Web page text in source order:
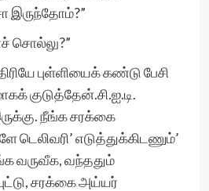
இருந்தோம்?”
சொல்லு?”
புள்ளியைக் கண்டு பேசி
குடுத்தேன்.சி.ஐ.டி.
நீங்க சரக்கை
டெலிவரி’ எடுத்துக்கிடணும்’
வருவீக, வந்ததும்
சரக்கை அய்யர்